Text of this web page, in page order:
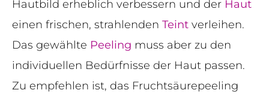
Hautbild erheblich verbessern und der Haut
einen frischen, strahlenden Teint verleihen.
Das gewählte Peeling muss aber zu den
individuellen Bedürfnisse der Haut passen.
Zu empfehlen ist, das Fruchtsäurepeeling